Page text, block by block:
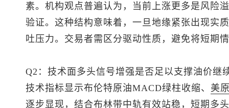
素。机构观点普遍认为，当前上涨更多是风险
验证。这种结构意味着，一旦地缘紧张出现实
吐压力。交易者需区分驱动性质，避免将短期
Q2：技术面多头信号增强是否足以支撑油价继
技术指标显示布伦特原油MACD绿柱收缩、 美
逐步显现，结合布林带中轨有效站稳，短期多